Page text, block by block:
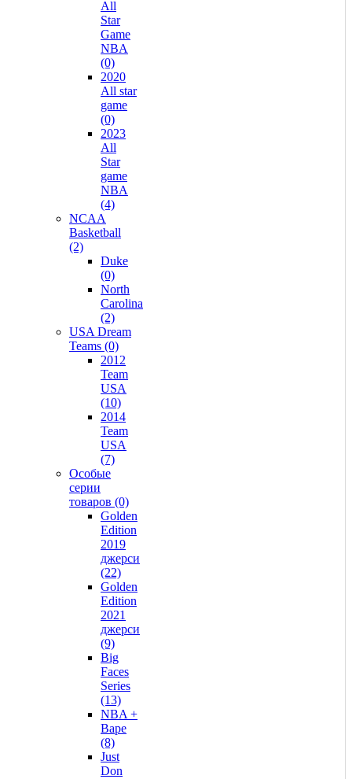
All
Star
Game
NBA
(0)
2020
All star
game
(0)
2023
All
Star
game
NBA
(4)
NCAA
Basketball
(2)
Duke
(0)
North
Carolina
(2)
USA Dream
Teams (0)
2012
Team
USA
(10)
2014
Team
USA
(7)
Особые
серии
товаров (0)
Golden
Edition
2019
джерси
(22)
Golden
Edition
2021
джерси
(9)
Big
Faces
Series
(13)
NBA +
Bape
(8)
Just
Don